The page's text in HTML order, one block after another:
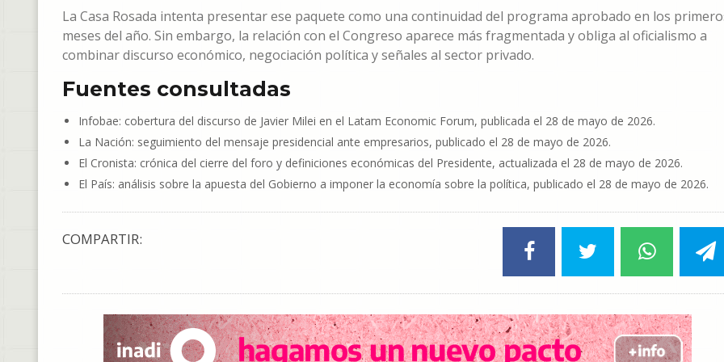
La Casa Rosada intenta presentar ese paquete como una continuidad del programa aprobado en los
meses del año. Sin embargo, la relación con el Congreso aparece más fragmentada y obliga al oficialismo a
combinar discurso económico, negociación política y señales al sector privado.
Fuentes consultadas
Infobae: cobertura del discurso de Javier Milei en el Latam Economic Forum, publicada el 28 de mayo de 2026.
La Nación: seguimiento del mensaje presidencial ante empresarios, publicado el 28 de mayo de 2026.
El Cronista: crónica del cierre del foro y definiciones económicas del Presidente, actualizada el 28 de mayo de 2026.
El País: análisis sobre la apuesta del Gobierno a imponer la economía sobre la política, publicado el 28 de mayo de 2026.
COMPARTIR: